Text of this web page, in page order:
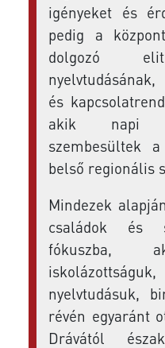
igényeket és
pedig a
dolgozó elit
és
akik napi
szembesültek
belső regionális
Mindezek
családok és
fókuszba,
nyelvtudásuk,
révén egyaránt
Drávától